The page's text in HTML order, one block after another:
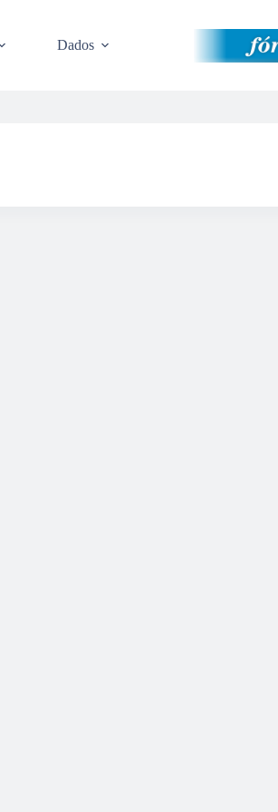
Dados